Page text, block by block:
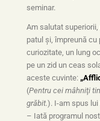
seminar.
Am salutat
patul şi, împreună cu
curiozitate, un lung
pe un zid un ceas
aceste cuvinte:
(Pentru cei mâhniţi
grăbit.). I-am spus lui
– Iată programul